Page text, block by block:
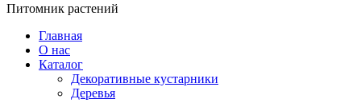
Питомник растений
Главная
О нас
Каталог
Декоративные кустарники
Деревья